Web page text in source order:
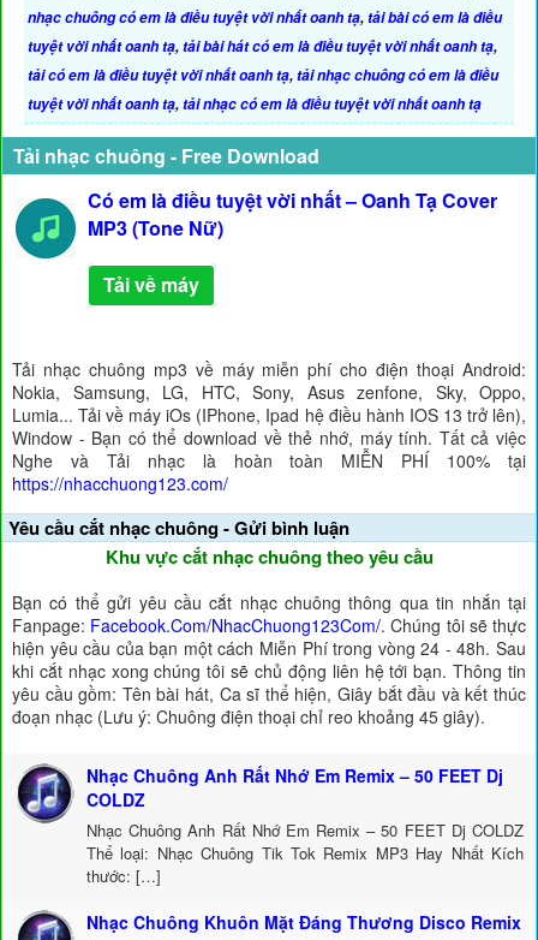
nhạc chuông có em là điều tuyệt vời nhất oanh tạ,tải bài có em là điều
tuyệt vời nhất oanh tạ,tải bài hát có em là điều tuyệt vời nhất oanh tạ,
tải có em là điều tuyệt vời nhất oanh tạ,tải nhạc chuông có em là điều
tuyệt vời nhất oanh tạ,tải nhạc có em là điều tuyệt vời nhất oanh tạ
Tải nhạc chuông - Free Download
Có em là điều tuyệt vời nhất – Oanh Tạ Cover
MP3 (Tone Nữ)
Tải về máy
Tải nhạc chuông mp3 về máy miễn phí cho điện thoại Android:
Nokia, Samsung, LG, HTC, Sony, Asus zenfone, Sky, Oppo,
Lumia... Tải về máy iOs (IPhone, Ipad hệ điều hành IOS 13 trở lên),
Window - Bạn có thể download về thẻ nhớ, máy tính. Tất cả việc
Nghe và Tải nhạc là hoàn toàn MIỄN PHÍ 100% tại
https://nhacchuong123.com/
Yêu cầu cắt nhạc chuông - Gửi bình luận
Khu vực cắt nhạc chuông theo yêu cầu
Bạn có thể gửi yêu cầu cắt nhạc chuông thông qua tin nhắn tại
Fanpage: Facebook.Com/NhacChuong123Com/. Chúng tôi sẽ thực
hiện yêu cầu của bạn một cách Miễn Phí trong vòng 24 - 48h. Sau
khi cắt nhạc xong chúng tôi sẽ chủ động liên hệ tới bạn. Thông tin
yêu cầu gồm: Tên bài hát, Ca sĩ thể hiện, Giây bắt đầu và kết thúc
đoạn nhạc (Lưu ý: Chuông điện thoại chỉ reo khoảng 45 giây).
Nhạc Chuông Anh Rất Nhớ Em Remix – 50 FEET Dj
COLDZ
Nhạc Chuông Anh Rất Nhớ Em Remix – 50 FEET Dj COLDZ
Thể loại: Nhạc Chuông Tik Tok Remix MP3 Hay Nhất Kích
thước: […]
Nhạc Chuông Khuôn Mặt Đáng Thương Disco Remix